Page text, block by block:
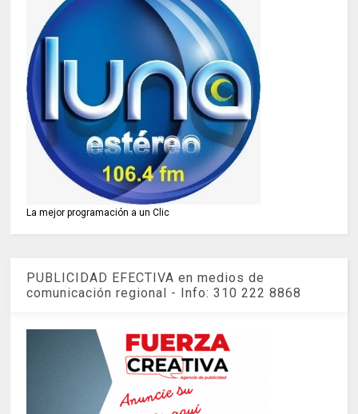
La mejor programación a un Clic
PUBLICIDAD EFECTIVA en medios de
comunicación regional - Info: 310 222 8868